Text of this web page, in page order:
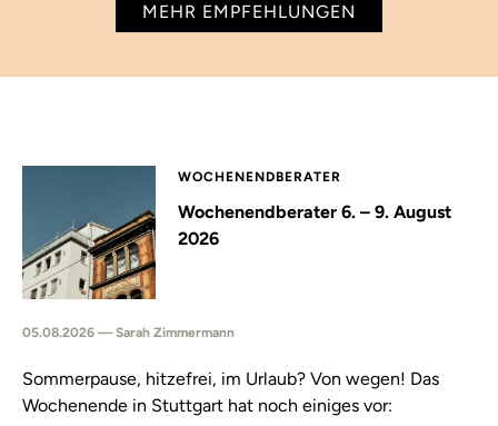
MEHR EMPFEHLUNGEN
WOCHENENDBERATER
Wochenendberater 6. – 9. August
2026
05.08.2026 — Sarah Zimmermann
Sommerpause, hitzefrei, im Urlaub? Von wegen! Das
Wochenende in Stuttgart hat noch einiges vor: